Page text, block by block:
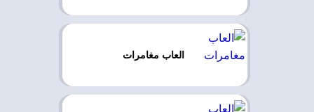
العاب مغامرات